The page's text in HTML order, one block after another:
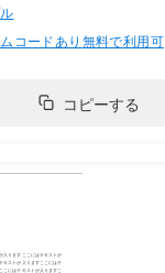
コードあり 無料で利用可
コピーする